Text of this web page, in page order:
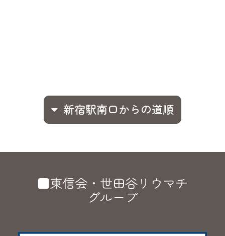
新宿駅南口からの道順
■東信会・世田谷リウマチ
グループ